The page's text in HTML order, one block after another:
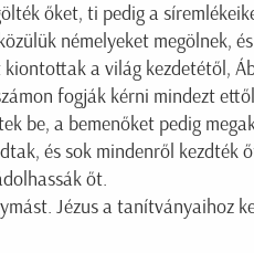
őket, ti pedig a
némelyeket megölnek,
a világ kezdetétől,
fogják kérni mindezt
be, a bemenőket pedig
és sok mindenről kezdték
őt.
Jézus a tanítványaihoz